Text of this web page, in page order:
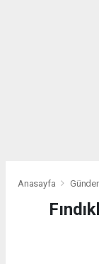
Anasayfa